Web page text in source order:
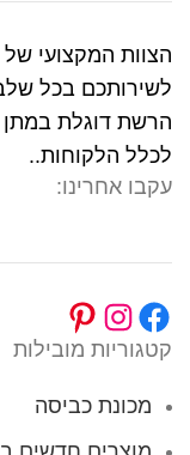
הצוות המקצועי
לשירותכם בכל
הרשת דוגלת במתן
לכלל הלקוחות..
עקבו אחרינו:
קטגוריות מובילות
מכונת כביסה